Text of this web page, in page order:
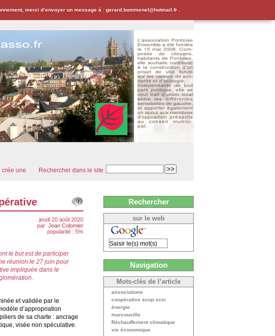
merci d’envoyer un message à : gerard.bommenel@hotmail.fr .
Rechercher dans le site
crée une
jeudi 20 août 2020
par Jean Colomier
popularité : 5%
le but est de participer
réunion le 27 juin pour
impliquée dans le
et validée par le
d’appropriation
de sa charte : ancrage
visée non spéculative.
Rechercher
sur le web
Navigation
Mots-clés de l’article
associations
coopérative scop scic
énergie
marcouville
Réchauffement climatique
vie économique